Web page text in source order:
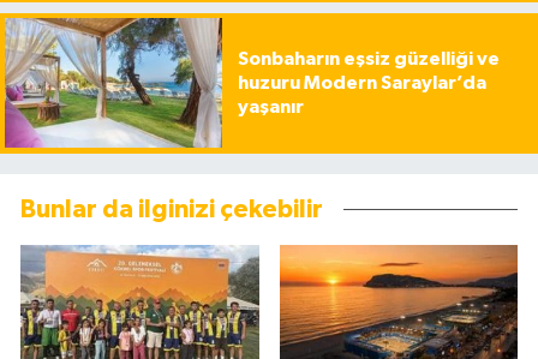
Sonbaharın eşsiz güzelliği ve
huzuru Modern Saraylar’da
yaşanır
Bunlar da ilginizi çekebilir